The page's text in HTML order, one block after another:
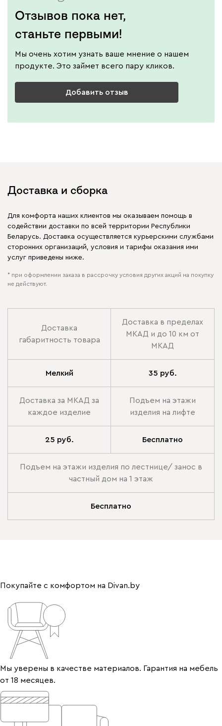
Отзывов пока нет,
станьте первыми!
Мы очень хотим узнать ваше мнение о нашем
продукте. Это займет всего пару кликов.
Добавить отзыв
Доставка и сборка
Для комфорта наших клиентов мы оказываем помощь в
содействии доставки по всей территории Республики
Беларусь. Доставка осуществляется курьерскими службами
сторонних организаций, условия и тарифы оказания ими
услуг приведены ниже.
* при оформлении заказа в рассрочку условия других акций на покупку
не действуют.
Доставка
габаритность товара
Доставка в пределах
МКАД и до 10 км от
МКАД
Мелкий 35 руб.
Доставка за МКАД за
каждое изделие
Подъем на этажи
изделия на лифте
25 руб. Бесплатно
Подъем на этажи изделия по лестнице/ занос в
частный дом на 1 этаж
Бесплатно
Покупайте с комфортом на Divan.by
Мы уверены в качестве материалов. Гарантия на мебель
от 18 месяцев.